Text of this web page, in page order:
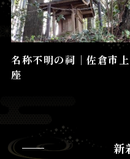
名称不明の祠│佐倉市上
座
新